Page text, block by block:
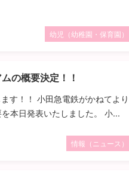
幼児（幼稚園・保育園）
の概要決定！！
す！！ 小田急電鉄がかねてより
本日発表いたしました。 小...
情報（ニュース）